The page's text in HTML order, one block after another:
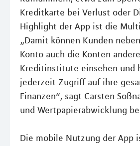
Kreditkarte bei Verlust oder
Highlight der App ist die
„Damit können Kunden
Konto auch die Konten
Kreditinstitute einsehen und
jederzeit Zugriff auf ihre
Finanzen“, sagt Carsten
und Wertpapierabwicklung
Die mobile Nutzung der App